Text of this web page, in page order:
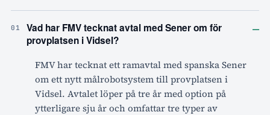
01
Vad har FMV tecknat avtal med Sener om för
provplatsen i Vidsel?
–
FMV har tecknat ett ramavtal med spanska Sener
om ett nytt målrobotsystem till provplatsen i
Vidsel. Avtalet löper på tre år med option på
ytterligare sju år och omfattar tre typer av